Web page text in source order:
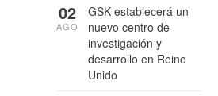
GSK establecerá un
nuevo centro de
investigación y
desarrollo en Reino
Unido
02
AGO